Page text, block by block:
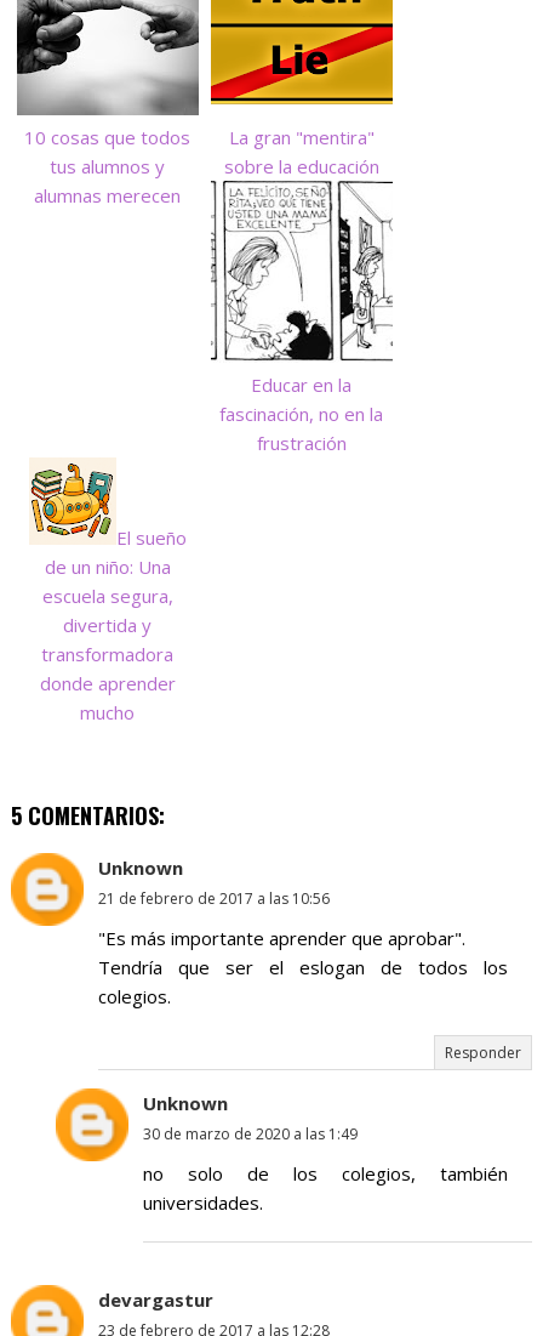
10 cosas que todos
tus alumnos y
alumnas merecen
La gran "mentira"
sobre la educación
Educar en la
fascinación, no en la
frustración
El sueño
de un niño: Una
escuela segura,
divertida y
transformadora
donde aprender
mucho
5 COMENTARIOS:
Unknown
21 de febrero de 2017 a las 10:56
"Es más importante aprender que aprobar".
Tendría que ser el eslogan de todos los
colegios.
Responder
Unknown
30 de marzo de 2020 a las 1:49
no solo de los colegios, también
universidades.
devargastur
23 de febrero de 2017 a las 12:28